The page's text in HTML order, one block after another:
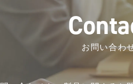
Conta
お問い合わ